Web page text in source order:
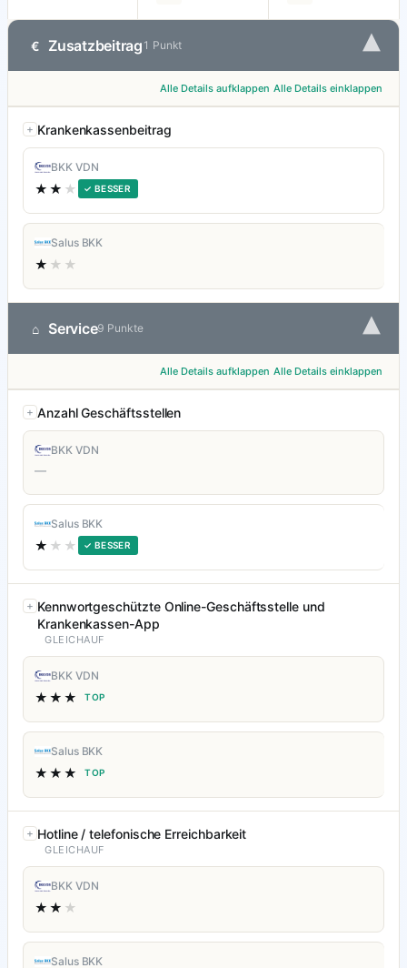
€ Zusatzbeitrag 1 Punkt ▾
Alle Details aufklappen Alle Details einklappen
Krankenkassenbeitrag
BKK VDN
★★ ★ ✓ BESSER
Salus BKK
★ ★★
⌂ Service9 Punkte ▾
Alle Details aufklappen Alle Details einklappen
Anzahl Geschäftsstellen
BKK VDN
—
Salus BKK
★ ★★ ✓ BESSER
Kennwortgeschützte Online-Geschäftsstelle und
Krankenkassen-App
GLEICHAUF
BKK VDN
★★★ TOP
Salus BKK
★★★ TOP
Hotline / telefonische Erreichbarkeit
GLEICHAUF
BKK VDN
★★ ★
Salus BKK